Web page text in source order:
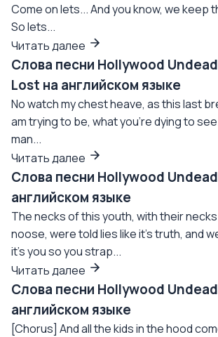
Come on lets... And you know, we keep
So lets...
Читать далее
Слова песни Hollywood
Lost на английском языке
No watch my chest heave, as this last
am trying to be, what you're dying to
man...
Читать далее
Слова песни Hollywood
английском языке
The necks of this youth, with their
noose, were told lies like it's truth, and
it's you so you strap...
Читать далее
Слова песни Hollywood
английском языке
[Chorus] And all the kids in the hood